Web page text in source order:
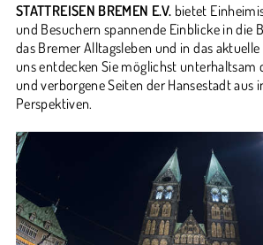
STATTREISEN BREMEN E.V. bietet
und Besuchern spannende Einblicke in die
das Bremer Alltagsleben und in das
uns entdecken Sie möglichst unterhaltsam
und verborgene Seiten der Hansestadt aus
Perspektiven.